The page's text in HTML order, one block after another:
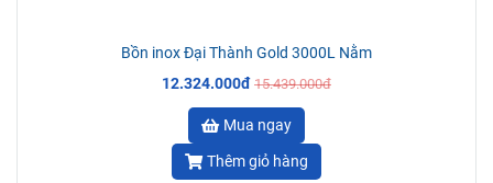
Bồn inox Đại Thành Gold 3000L Nằm
12.324.000đ 15.439.000đ
Mua ngay
Thêm giỏ hàng